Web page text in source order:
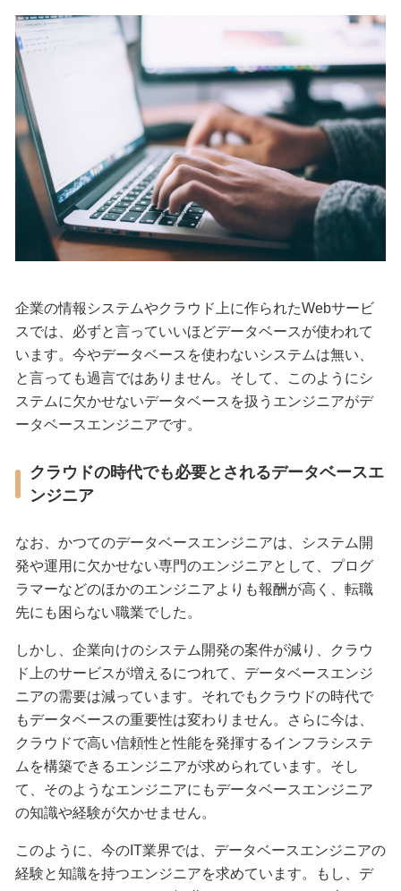
企業の情報システムやクラウド上に作られたWebサービ
スでは、必ずと言っていいほどデータベースが使われて
います。今やデータベースを使わないシステムは無い、
と言っても過言ではありません。そして、このようにシ
ステムに欠かせないデータベースを扱うエンジニアがデ
ータベースエンジニアです。
クラウドの時代でも必要とされるデータベースエ
ンジニア
なお、かつてのデータベースエンジニアは、システム開
発や運用に欠かせない専門のエンジニアとして、プログ
ラマーなどのほかのエンジニアよりも報酬が高く、転職
先にも困らない職業でした。
しかし、企業向けのシステム開発の案件が減り、クラウ
ド上のサービスが増えるにつれて、データベースエンジ
ニアの需要は減っています。それでもクラウドの時代で
もデータベースの重要性は変わりません。さらに今は、
クラウドで高い信頼性と性能を発揮するインフラシステ
ムを構築できるエンジニアが求められています。そし
て、そのようなエンジニアにもデータベースエンジニア
の知識や経験が欠かせません。
このように、今のIT業界では、データベースエンジニアの
経験と知識を持つエンジニアを求めています。もし、デ